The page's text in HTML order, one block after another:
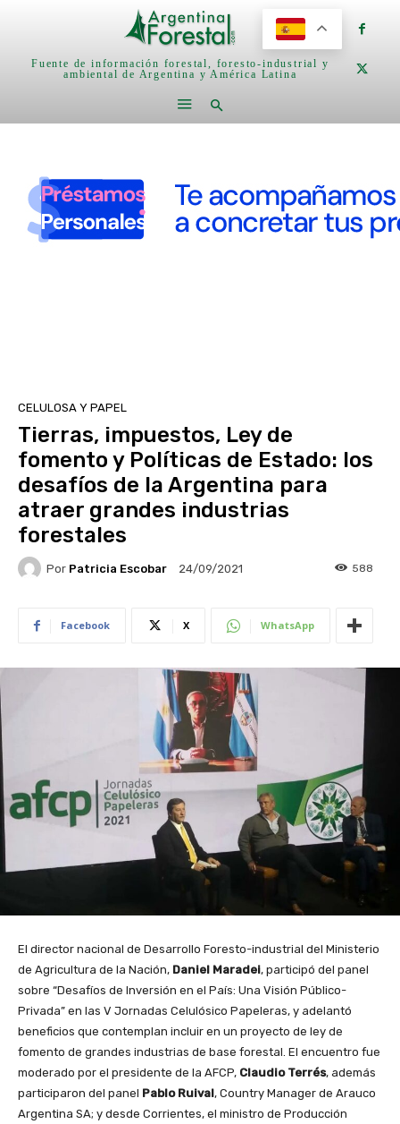
Fuente de información forestal, foresto-industrial y
ambiental de Argentina y América Latina
CELULOSA Y PAPEL
Tierras, impuestos, Ley de
fomento y Políticas de Estado: los
desafíos de la Argentina para
atraer grandes industrias
forestales
Por Patricia Escobar 24/09/2021 588
Facebook X WhatsApp
El director nacional de Desarrollo Foresto-industrial del Ministerio
de Agricultura de la Nación, Daniel Maradei, participó del panel
sobre “Desafíos de Inversión en el País: Una Visión Público-
Privada” en las V Jornadas Celulósico Papeleras, y adelantó
beneficios que contemplan incluir en un proyecto de ley de
fomento de grandes industrias de base forestal. El encuentro fue
moderado por el presidente de la AFCP, Claudio Terrés, además
participaron del panel Pablo Ruival, Country Manager de Arauco
Argentina SA; y desde Corrientes, el ministro de Producción